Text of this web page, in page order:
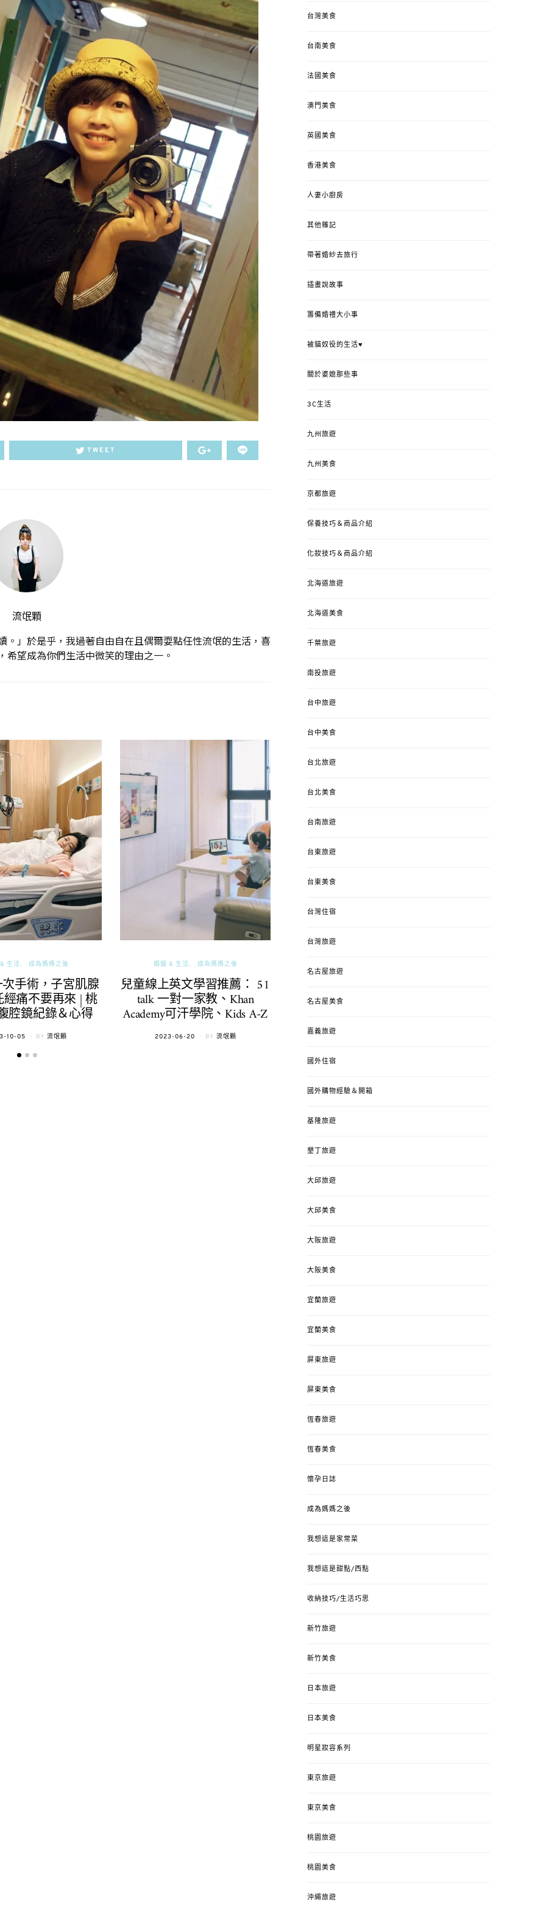
TWEET
流氓顆
」於是乎，我過著自由自在且偶爾耍點任性流氓的生活，喜
希望成為你們生活中微笑的理由之一。
生活 成為媽媽之後
手術，子宮肌腺
痛不要再來 | 桃
腔鏡紀錄＆心得
10-05 BY 流氓顆
婚姻 & 生活 成為媽媽之後
兒童線上英文學習推薦： 51
talk 一對一家教、Khan
Academy可汗學院、Kids A-Z
POSTED
2023-06-20 BY 流氓顆
錯、認識華德福
ON
台灣美食
台南美食
法國美食
澳門美食
英國美食
香港美食
人妻小廚房
其他雜記
帶著婚紗去旅行
插畫說故事
籌備婚禮大小事
被貓奴役的生活♥
關於婆媳那些事
3C生活
九州旅遊
九州美食
京都旅遊
保養技巧＆商品介紹
化妝技巧＆商品介紹
北海道旅遊
北海道美食
千葉旅遊
南投旅遊
台中旅遊
台中美食
台北旅遊
台北美食
台南旅遊
台東旅遊
台東美食
台灣住宿
台灣旅遊
名古屋旅遊
名古屋美食
嘉義旅遊
國外住宿
國外購物經驗＆開箱
基隆旅遊
墾丁旅遊
大邱旅遊
大邱美食
大阪旅遊
大阪美食
宜蘭旅遊
宜蘭美食
屏東旅遊
屏東美食
恆春旅遊
恆春美食
懷孕日誌
成為媽媽之後
我想這是家常菜
我想這是甜點/西點
收納技巧/生活巧思
新竹旅遊
新竹美食
日本旅遊
日本美食
明星妝容系列
東京旅遊
東京美食
桃園旅遊
桃園美食
沖繩旅遊